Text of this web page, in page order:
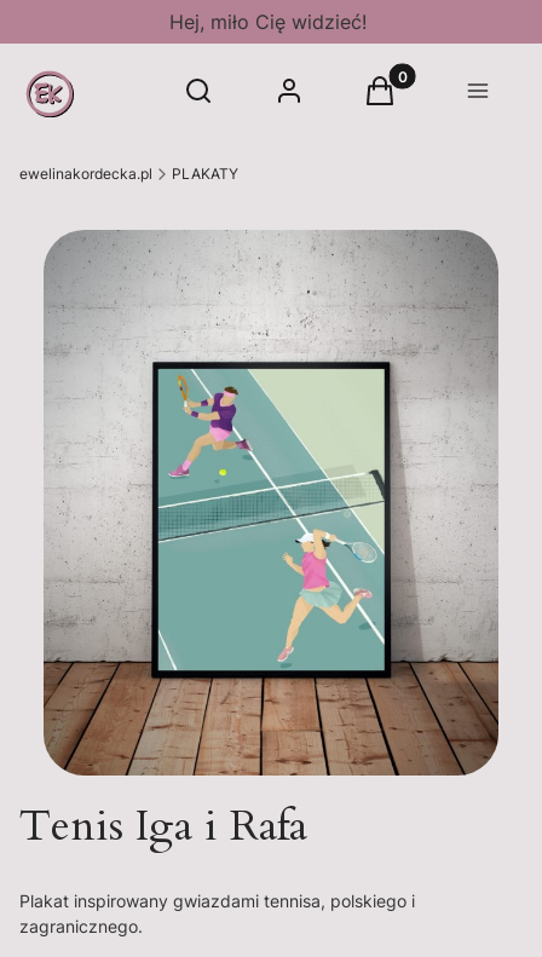
Hej, miło Cię widzieć!
Otwórz wyszukiwarkę
Szukaj Zaloguj się Produkty w
Koszyk Sklep
ewelinakordecka.pl PLAKATY
Tenis Iga i Rafa
Plakat inspirowany gwiazdami tennisa, polskiego i
zagranicznego.